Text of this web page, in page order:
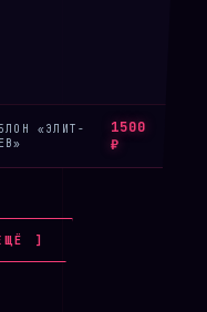
«ЭЛИТ-
1500
₽
]